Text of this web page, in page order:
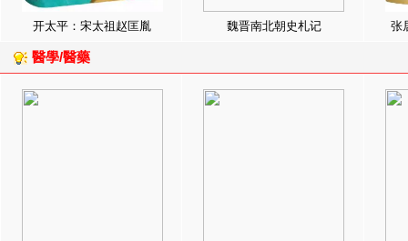
开太平：宋太祖赵匡胤 魏晋南北朝史札记 张
醫學/醫藥